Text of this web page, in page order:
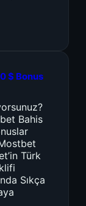
$ Bonus
Bahis
Türk
Sıkça